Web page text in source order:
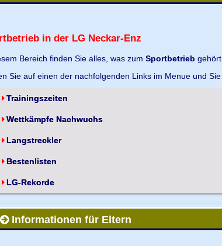
in der LG Neckar-Enz
Bereich finden Sie alles, was zumSportbetrieb
Sie auf einen der nachfolgenden Links im Menue und
Trainingszeiten
Wettkämpfe Nachwuchs
Langstreckler
Bestenlisten
LG-Rekorde
Informationen für Eltern